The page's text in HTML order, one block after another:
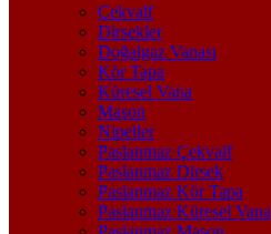
Çekvalf
Dirsekler
Doğalgaz Vanası
Kör Tapa
Küresel Vana
Maşon
Nipeller
Paslanmaz Çekvalf
Paslanmaz Dirsek
Paslanmaz Kör Tapa
Paslanmaz Küresel Vana